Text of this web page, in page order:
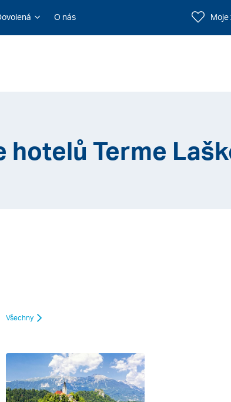
O nás Moje
hotelů Terme
Všechny